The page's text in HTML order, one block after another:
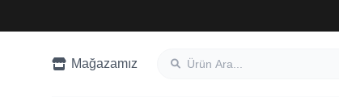
Mağazamız